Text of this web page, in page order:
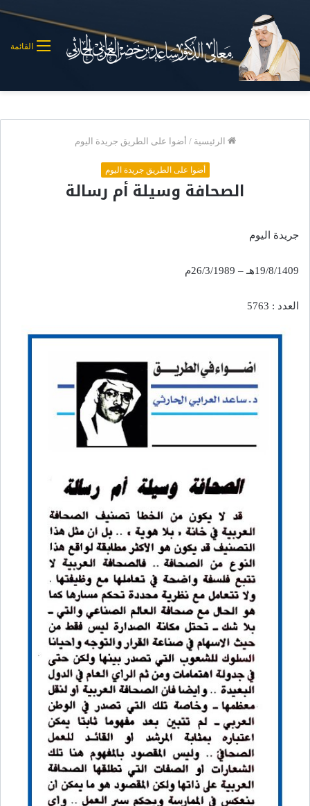
القائمة
الرئيسية / أضوا على الطريق جريدة اليوم
أضوا على الطريق جريدة اليوم
الصحافة وسيلة أم رسالة
جريدة اليوم
19/8/1409هـ – 26/3/1989م
العدد : 5763